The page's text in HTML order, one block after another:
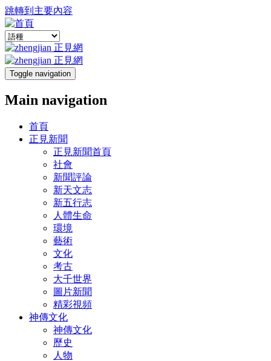
跳轉到主要內容
Toggle navigation
Main navigation
首頁
正見新聞
正見新聞首頁
社會
新聞評論
新天文志
新五行志
人體生命
環境
藝術
文化
考古
大千世界
圖片新聞
精彩視頻
神傳文化
神傳文化
歷史
人物